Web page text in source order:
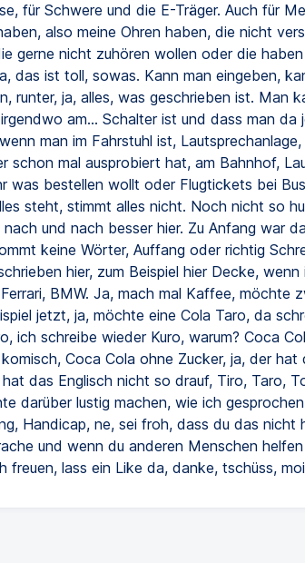
für Schwere und die E-Träger. Auch für
also meine Ohren haben, die nicht
gerne nicht zuhören wollen oder die
das ist toll, sowas. Kann man eingeben,
runter, ja, alles, was geschrieben ist. Man
am... Schalter ist und dass man
man im Fahrstuhl ist,
schon mal ausprobiert hat, am Bahnhof,
was bestellen wollt oder Flugtickets bei
steht, stimmt alles nicht. Noch nicht so
und nach besser hier. Zu Anfang war
keine Wörter, Auffang oder richtig
hier, zum Beispiel hier Decke, wenn
BMW. Ja, mach mal Kaffee, möchte
jetzt, ja, möchte eine Cola Taro, da
ich schreibe wieder Kuro, warum? Coca
Coca Cola ohne Zucker, ja, der hat
das Englisch nicht so drauf, Tiro, Taro,
darüber lustig machen, wie ich
Handicap, ne, sei froh, dass du das nicht
und wenn du anderen Menschen
freuen, lass ein Like da, danke, tschüss,